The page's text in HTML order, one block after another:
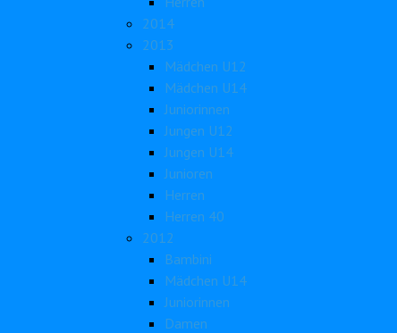
2014
2013
Mädchen U12
Mädchen U14
Juniorinnen
Jungen U12
Jungen U14
Junioren
Herren
Herren 40
2012
Bambini
Mädchen U14
Juniorinnen
Damen